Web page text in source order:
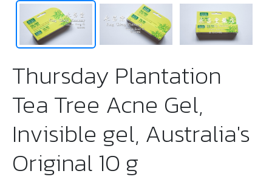
Thursday Plantation
Tea Tree Acne Gel,
Invisible gel, Australia's
Original 10 g